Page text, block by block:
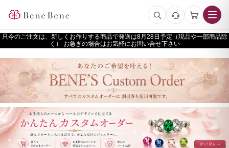
只今のご注文は、新しくお作りする商品で発送は
予定（現品や一部商品除
く） お急ぎの場合はお気軽にお問い合せ下さい